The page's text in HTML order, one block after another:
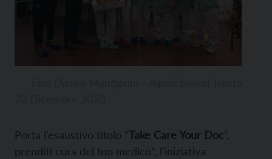
Porta l’esaustivo titolo “Take Care Your Doc“,
prenditi cura del tuo medico”, l’iniziativa